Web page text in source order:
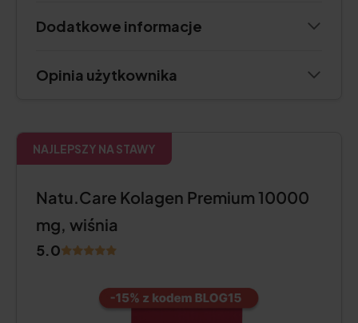
Dodatkowe informacje
Opinia użytkownika
NAJLEPSZY NA STAWY
Natu.Care Kolagen Premium 10000
mg, wiśnia
5.0